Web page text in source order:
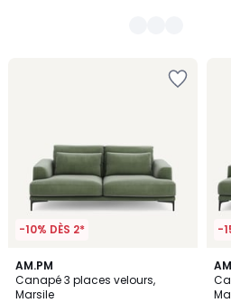
-10% DÈS 2*
AM.PM
Canapé 3 places velours,
Marsile
5
/
5
17
Couleurs
-
17